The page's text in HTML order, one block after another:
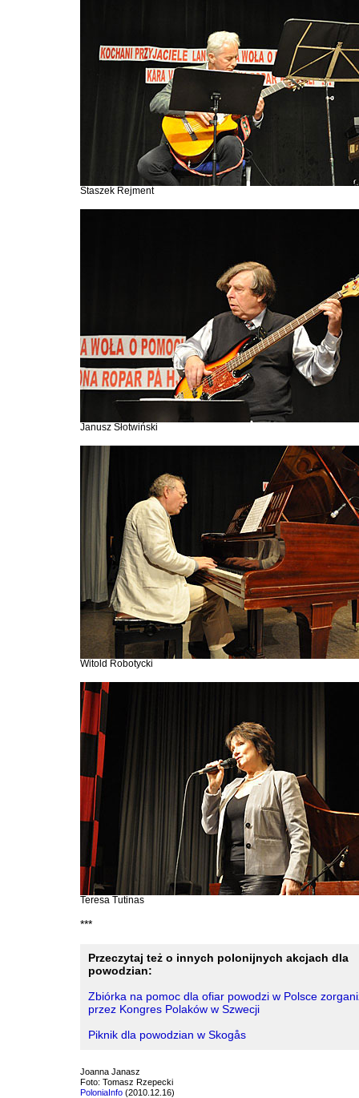
Staszek Rejment
Janusz Słotwiński
Witold Robotycki
Teresa Tutinas
***
Przeczytaj też o innych polonijnych akcjach dla
powodzian:
Zbiórka na pomoc dla ofiar powodzi w Polsce
przez Kongres Polaków w Szwecji
Piknik dla powodzian w Skogås
Joanna Janasz
Foto: Tomasz Rzepecki
PoloniaInfo (2010.12.16)